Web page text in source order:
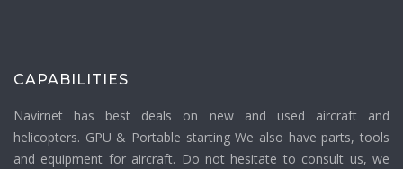
CAPABILITIES
Navirnet has best deals on new and used aircraft and
helicopters. GPU & Portable starting We also have parts, tools
and equipment for aircraft. Do not hesitate to consult us, we